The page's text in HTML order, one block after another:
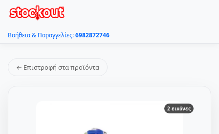
Βοήθεια & Παραγγελίες:6982872746
← Επιστροφή στα προϊόντα
2 εικόνες